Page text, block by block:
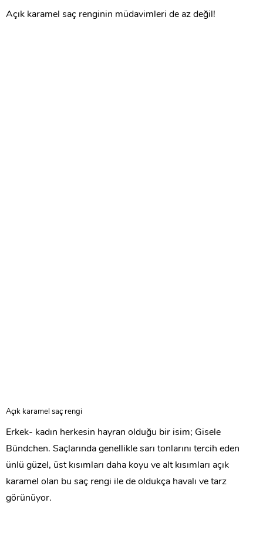
Açık karamel saç renginin müdavimleri de az değil!
Açık karamel saç rengi
Erkek- kadın herkesin hayran olduğu bir isim; Gisele
Bündchen. Saçlarında genellikle sarı tonlarını tercih eden
ünlü güzel, üst kısımları daha koyu ve alt kısımları açık
karamel olan bu saç rengi ile de oldukça havalı ve tarz
görünüyor.